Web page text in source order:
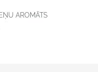
AROMĀTS